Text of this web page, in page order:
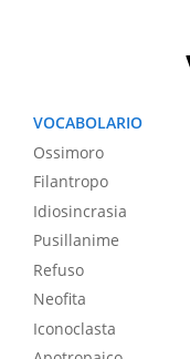
VOCABOLARIO
Ossimoro
Filantropo
Idiosincrasia
Pusillanime
Refuso
Neofita
Iconoclasta